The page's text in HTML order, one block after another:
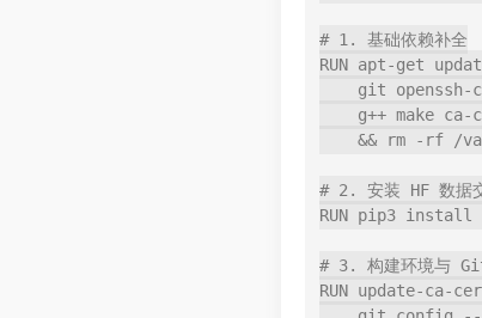
# 1. 基础依赖补全
RUN apt-get
# 2. 安装 HF 数据
RUN pip3 install
# 3. 构建环境与
RUN update-ca-